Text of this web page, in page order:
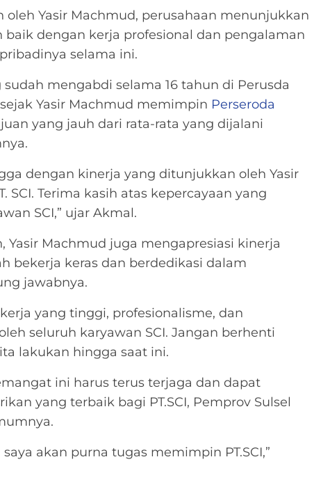
oleh Yasir Machmud, perusahaan menunjukkan
dengan kerja profesional dan pengalaman
selama ini.
mengabdi selama 16 tahun di Perusda
Yasir Machmud memimpin Perseroda
yang jauh dari rata-rata yang dijalani
dengan kinerja yang ditunjukkan oleh Yasir
Terima kasih atas kepercayaan yang
SCI,” ujar Akmal.
Yasir Machmud juga mengapresiasi kinerja
bekerja keras dan berdedikasi dalam
jawabnya.
yang tinggi, profesionalisme, dan
seluruh karyawan SCI. Jangan berhenti
lakukan hingga saat ini.
ini harus terus terjaga dan dapat
yang terbaik bagi PT.SCI, Pemprov Sulsel
akan purna tugas memimpin PT.SCI,”